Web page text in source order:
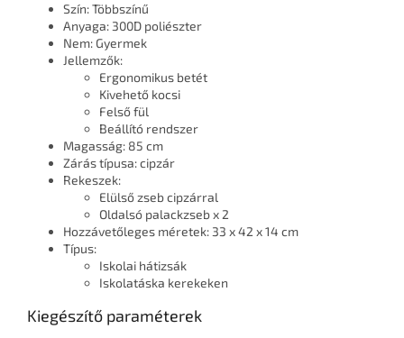
Szín: Többszínű
Anyaga: 300D poliészter
Nem: Gyermek
Jellemzők:
Ergonomikus betét
Kivehető kocsi
Felső fül
Beállító rendszer
Magasság: 85 cm
Zárás típusa: cipzár
Rekeszek:
Elülső zseb cipzárral
Oldalsó palackzseb x 2
Hozzávetőleges méretek: 33 x 42 x 14 cm
Típus:
Iskolai hátizsák
Iskolatáska kerekeken
Kiegészítő paraméterek